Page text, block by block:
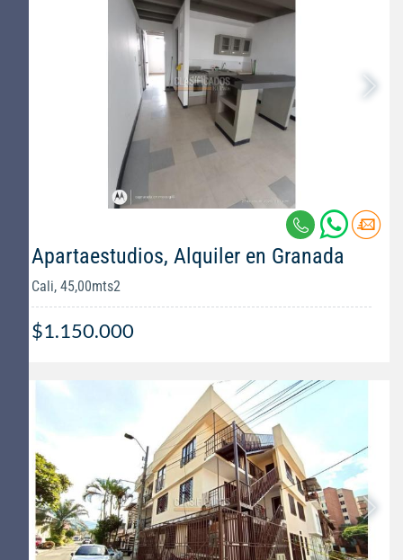
Apartaestudios, Alquiler en Granada
Cali, 45,00mts2
$1.150.000